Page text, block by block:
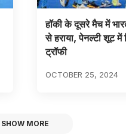
हॉकी के दूसरे मैच में
से हराया, पेनल्टी शूट में
ट्रॉफी
OCTOBER 25, 2024
SHOW MORE